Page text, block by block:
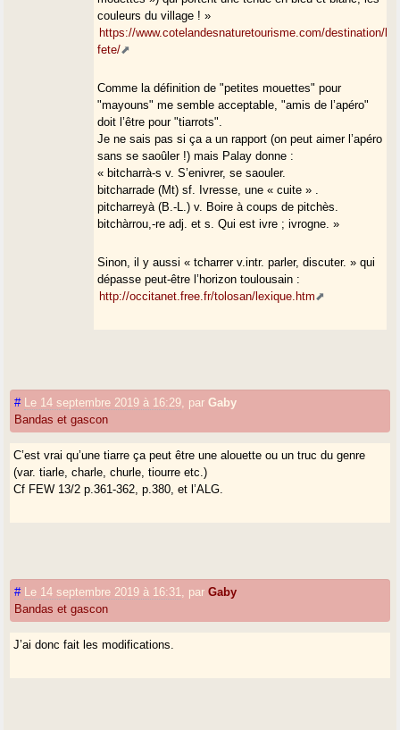
couleurs du village ! »
https://www.cotelandesnaturetourisme.com/destination/la-
fete/
Comme la définition de "petites mouettes" pour
"mayouns" me semble acceptable, "amis de l’apéro"
doit l’être pour "tiarrots".
Je ne sais pas si ça a un rapport (on peut aimer l’apéro
sans se saoûler !) mais Palay donne :
« bitcharrà-s v. S’enivrer, se saouler.
bitcharrade (Mt) sf. Ivresse, une « cuite » .
pitcharreyà (B.-L.) v. Boire à coups de pitchès.
bitchàrrou,-re adj. et s. Qui est ivre ; ivrogne. »
Sinon, il y aussi « tcharrer v.intr. parler, discuter. » qui
dépasse peut-être l’horizon toulousain :
http://occitanet.free.fr/tolosan/lexique.htm
# Le 14 septembre 2019 à 16:29 parGaby
Bandas et gascon
C’est vrai qu’une tiarre ça peut être une alouette ou un truc du genre
(var. tiarle, charle, churle, tiourre etc.)
Cf FEW 13/2 p.361-362, p.380, et l’ALG.
# Le 14 septembre 2019 à 16:31 parGaby
Bandas et gascon
J’ai donc fait les modifications.